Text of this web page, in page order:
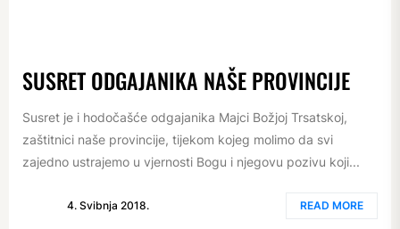
SUSRET ODGAJANIKA NAŠE PROVINCIJE
Susret je i hodočašće odgajanika Majci Božjoj Trsatskoj,
zaštitnici naše provincije, tijekom kojeg molimo da svi
zajedno ustrajemo u vjernosti Bogu i njegovu pozivu koji...
4. Svibnja 2018. READ MORE